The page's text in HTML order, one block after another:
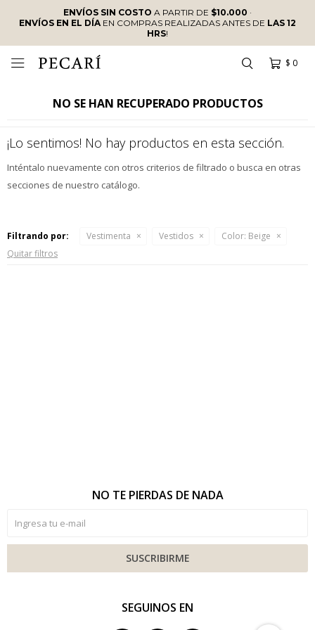
ENVÍOS SIN COSTO A PARTIR DE $10.000 ·
ENVÍOS EN EL DÍAEN COMPRAS REALIZADAS ANTES DE LAS 12
HRS!
$ 0

NO SE HAN RECUPERADO PRODUCTOS
¡Lo sentimos! No hay productos en esta sección.
Inténtalo nuevamente con otros criterios de filtrado o busca en otras
secciones de nuestro catálogo.
Filtrando por: Vestimenta Vestidos Color: Beige
Quitar filtros
SEGUINOS EN
NO TE PIERDAS DE NADA
SUSCRIBIRME